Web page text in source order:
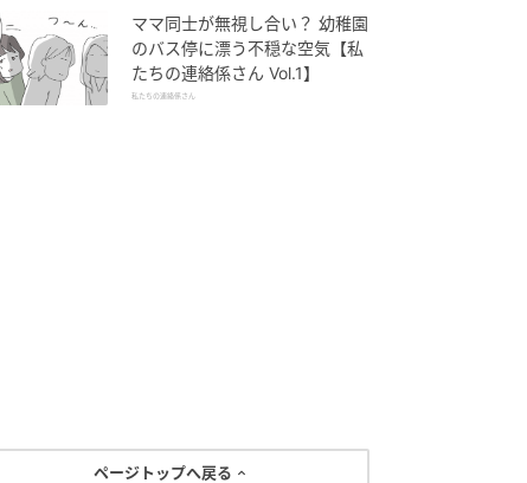
ママ同士が無視し合い？ 幼稚園
のバス停に漂う不穏な空気【私
たちの連絡係さん Vol.1】
私たちの連絡係さん
ページトップへ戻る